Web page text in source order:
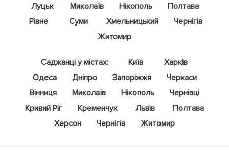
Луцьк
Миколаїв Нікополь
Полтава
Рівне
Суми Хмельницький
Чернігів
Житомир
Саджанці у містах: Київ
Харків
Одеса
Дніпро Запоріжжя
Черкаси
Вінниця
Миколаїв Нікополь
Чернівці
Кривий Ріг
Кременчук Львів
Полтава
Херсон
Чернігів Житомир